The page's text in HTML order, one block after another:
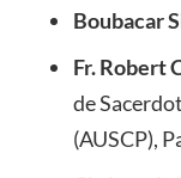
Boubacar
Fr. Robert
de
(AUSCP),